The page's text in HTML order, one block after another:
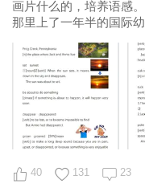
画片什么的，培养语感
那里上了一年半的国际
40 131 23